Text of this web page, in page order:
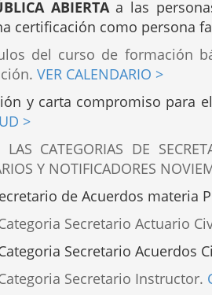
ABIERTAa las
certificación como persona
del curso de formación
VER CALENDARIO >
y carta compromiso para
>
CATEGORIAS DE
Y NOTIFICADORES
de Acuerdos materia
Secretario Actuario
Secretario Acuerdos
Secretario Instructor.